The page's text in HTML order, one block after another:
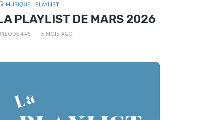
MUSIQUE PLAYLIST
PLAYLIST DE MARS 2026
446 5 MOIS AGO